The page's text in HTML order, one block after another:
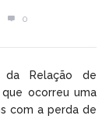
0
da Relação de
ocorreu uma
com a perda de